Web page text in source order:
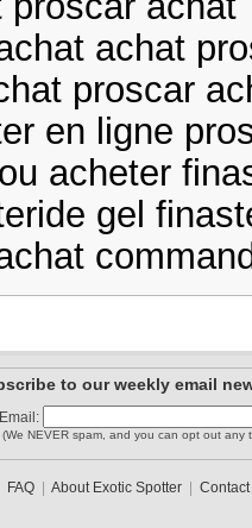
achat
proscar
en ligne
acheter
gel
to our weekly email
(We NEVER spam, and you can opt out any
FAQ| About Exotic Spotter| Contact